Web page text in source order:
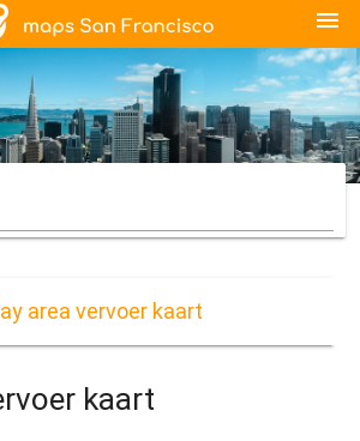
menu
area vervoer kaart
kaart